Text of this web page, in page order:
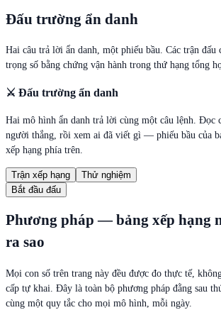
Đấu trường ẩn danh
Hai câu trả lời ẩn danh, một phiếu bầu. Các trận đấu
trọng số bằng chứng vận hành trong thứ hạng tổng
⚔️ Đấu trường ẩn danh
Hai mô hình ẩn danh trả lời cùng một câu lệnh. Đọc
người thắng, rồi xem ai đã viết gì — phiếu bầu của
xếp hạng phía trên.
Trận xếp hạng
Thử nghiệm
Bắt đầu đấu
Phương pháp — bảng xếp hạng
ra sao
Mọi con số trên trang này đều được đo thực tế,
cấp tự khai. Đây là toàn bộ phương pháp đằng sau
cùng một quy tắc cho mọi mô hình, mỗi ngày.